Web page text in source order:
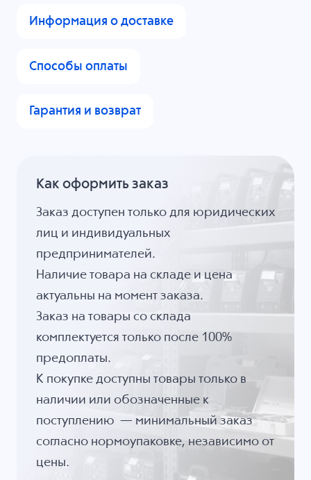
Информация о доставке
Способы оплаты
Гарантия и возврат
Как оформить заказ
Заказ доступен только для юридических
лиц и индивидуальных
предпринимателей.
Наличие товара на складе и цена
актуальны на момент заказа.
Заказ на товары со склада
комплектуется только после 100%
предоплаты.
К покупке доступны товары только в
наличии или обозначенные к
поступлению — минимальный заказ
согласно нормоупаковке, независимо от
цены.